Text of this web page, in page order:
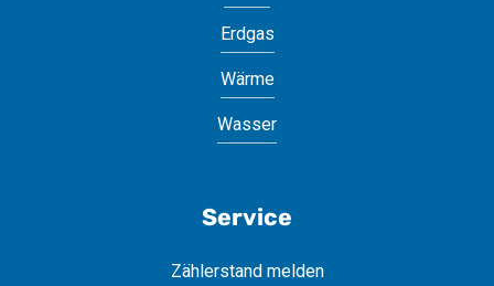
Erdgas
Wärme
Wasser
Service
Zählerstand melden